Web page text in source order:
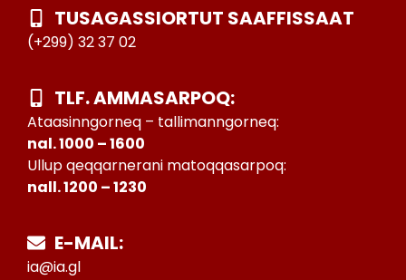
TUSAGASSIORTUT SAAFFISSAAT
(+299) 32 37 02
TLF. AMMASARPOQ:
Ataasinngorneq – tallimanngorneq:
nal. 1000 – 1600
Ullup qeqqarnerani matoqqasarpoq:
nall. 1200 – 1230
E-MAIL:
ia@ia.gl